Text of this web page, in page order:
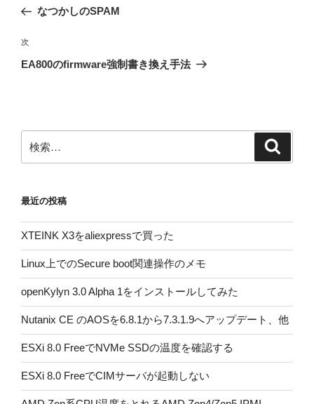
ナ
ビ
ゲ
ン
の
稿
なつかしのSPAM
次
の
次
EA800のfirmware強制書き換え手法
索:
最近の投稿
XTEINK X3をaliexpressで買った
Linux上でのSecure boot関連操作のメモ
openKylyn 3.0 Alpha 1をインストールしてみた
Nutanix CE のAOSを6.8.1から7.3.1.9へアップデート、他
ESXi 8.0 FreeでNVMe SSDの温度を確認する
ESXi 8.0 FreeでCIMサーバが起動しない